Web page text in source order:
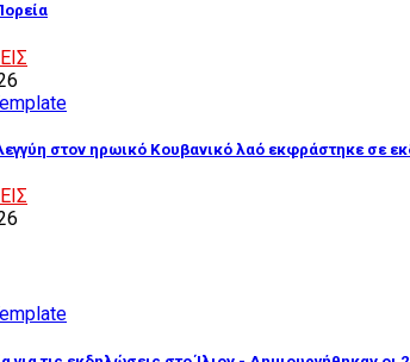
στον ηρωικό Κουβανικό λαό εκφράστηκε σε